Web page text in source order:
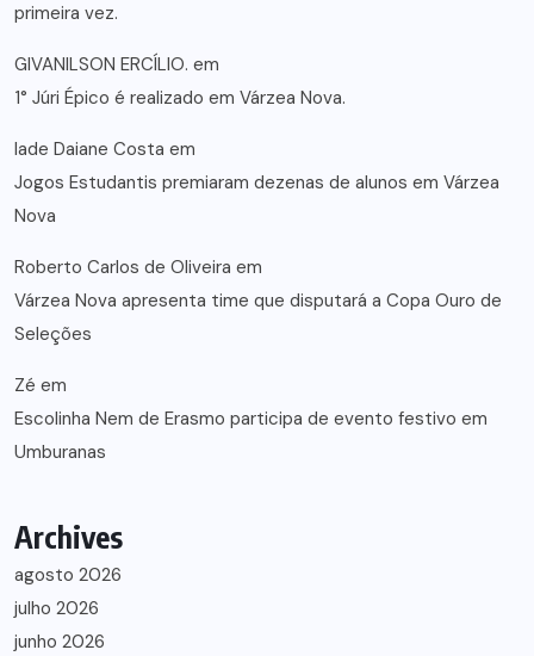
primeira vez.
GIVANILSON ERCÍLIO. em
1° Júri Épico é realizado em Várzea Nova.
lade Daiane Costa em
Jogos Estudantis premiaram dezenas de alunos em Várzea
Nova
Roberto Carlos de Oliveira em
Várzea Nova apresenta time que disputará a Copa Ouro de
Seleções
Zé em
Escolinha Nem de Erasmo participa de evento festivo em
Umburanas
Archives
agosto 2026
julho 2026
junho 2026